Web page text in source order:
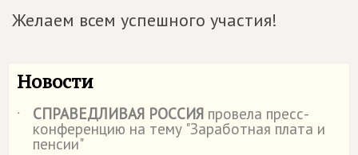
Желаем всем успешного участия!
Новости
˙ СПРАВЕДЛИВАЯ РОССИЯ провела пресс-
конференцию на тему "Заработная плата и
пенсии"